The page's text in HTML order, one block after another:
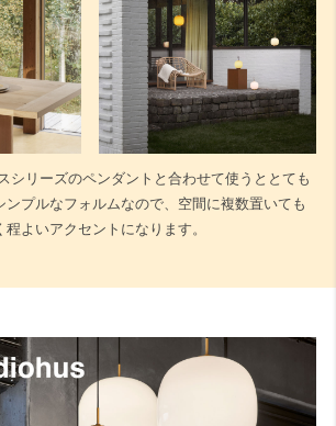
シリーズのペンダントと合わせて使うととても
ンプルなフォルムなので、空間に複数置いても
よいアクセントになります。